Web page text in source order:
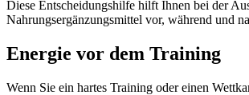
Diese Entscheidungshilfe hilft Ihnen bei der
Nahrungsergänzungsmittel vor, während und
Energie vor dem Training
Wenn Sie ein hartes Training oder einen